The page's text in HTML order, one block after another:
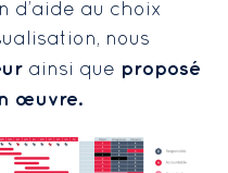
d’aide au choix
nous
ainsi que proposé
œuvre.